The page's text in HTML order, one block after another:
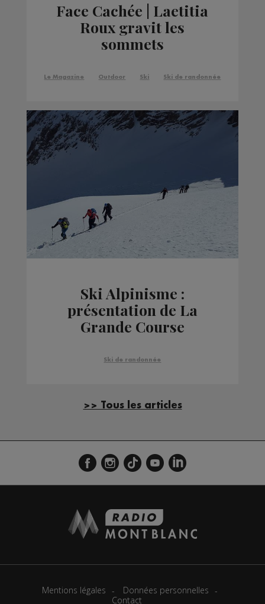
Face Cachée | Laetitia
Roux gravit les
sommets
Le Magazine Outdoor Ski Ski de randonnée
Ski Alpinisme :
présentation de La
Grande Course
Ski de randonnée
>> Tous les articles
Mentions légales
Données personnelles
Contact